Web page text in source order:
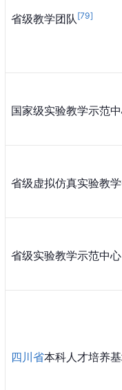
省级教学团队 [79]
国家级实验教学示范
省级虚拟仿真实验教
省级实验教学示范中心
四川省本科人才培养